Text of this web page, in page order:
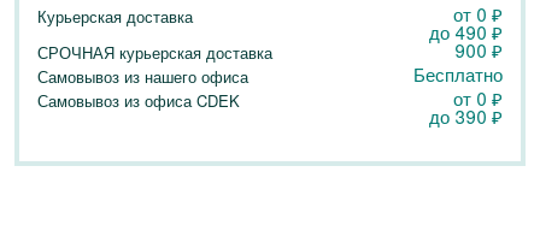
Курьерская доставка от 0 ₽
до 490 ₽
СРОЧНАЯ курьерская доставка 900 ₽
Самовывоз из нашего офиса Бесплатно
Самовывоз из офиса CDEK от 0 ₽
до 390 ₽